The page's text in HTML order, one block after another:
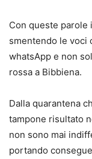
Con queste parole
smentendo le voci
whatsApp e non
rossa a Bibbiena.
Dalla quarantena
tampone risultato
non sono mai
portando